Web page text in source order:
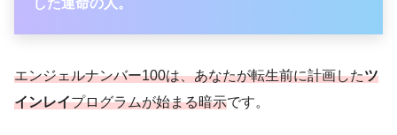
した運命の人。
エンジェルナンバー100は、あなたが転生前に計画したツ
インレイプログラムが始まる暗示です。